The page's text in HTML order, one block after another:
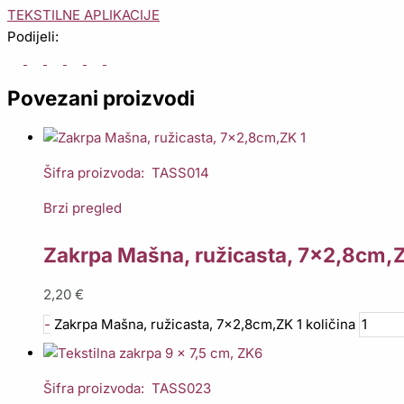
TEKSTILNE APLIKACIJE
Podijeli:
Povezani proizvodi
Šifra proizvoda: TASS014
Brzi pregled
Zakrpa Mašna, ružicasta,
2,20 €
- Zakrpa Mašna, ružicasta, 7x2,8cm,ZK 1 količina
Šifra proizvoda: TASS023